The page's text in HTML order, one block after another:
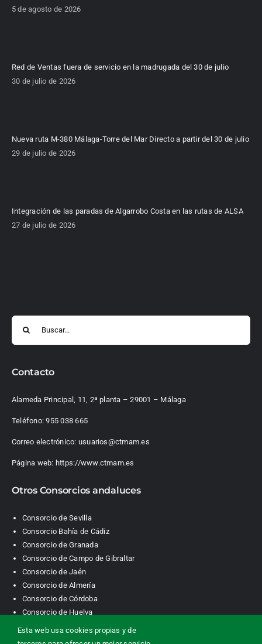
5 de agosto de 2026
Red de Ventas fuera de servicio en la madrugada del 30 de julio
30 de julio de 2026
Nueva ruta M-380 Málaga-Torre del Mar Directo a partir del 30 de julio
29 de julio de 2026
Integración de las paradas de Algarrobo Costa en las rutas de ALSA
27 de julio de 2026
Buscar:
Contacto
Alameda Principal, 11, 2ª planta – 29001 – Málaga
Teléfono:955 038 665
Correo electrónico: usuarios@ctmam.es
Página web: https://www.ctmam.es
Otros Consorcios andaluces
Consorcio de Sevilla
Consorcio Bahía de Cádiz
Consorcio de Granada
Consorcio de Campo de Gibraltar
Consorcio de Jaén
Consorcio de Almería
Consorcio de Córdoba
Consorcio de Huelva
Esta web usa cookies propias y de